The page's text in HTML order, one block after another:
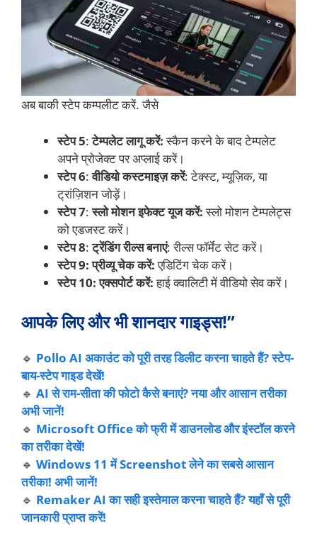
अब बाकी स्टेप कम्पलीट करें. जैसे
स्टेप 5:टेम्पलेट लागू करें:स्कैन करने के बाद टेम्पलेट
अपने प्रोजेक्ट पर अप्लाई करें।
स्टेप 6:वीडियो कस्टमाइज़ करें: टेक्स्ट, म्यूज़िक, या
ट्रांज़िशन जोड़ें।
स्टेप 7:स्लो मोशन इफेक्ट यूज करें:स्लो मोशन टेम्पलेट्स
को एडजस्ट करें।
स्टेप 8:ट्रेंडिंग रील्स बनाएं: रील्स फॉर्मेट सेट करें।
स्टेप 9: प्रीव्यू चेक करें:एडिटिंग चेक करें।
स्टेप 10: एक्सपोर्ट करें:हाई क्वालिटी में वीडियो सेव करें।
आपके लिए और भी शानदार गाइड्स!”
🔹 Pollo AI अकाउंट को पूरी तरह डिलीट करना चाहते हैं? स्टेप-
बाय-स्टेप गाइड देखें!
🔹 AI से राम-सीता की फोटो कैसे बनाएं? नया और आसान तरीका
अभी जानें!
🔹 Microsoft Office को फ्री में डाउनलोड और इंस्टॉल करने
का तरीका देखें!
🔹 Windows 11 में Screenshot लेने का सबसे आसान
तरीका! अभी जानें!
🔹 Remaker AI का सही इस्तेमाल करना चाहते हैं? यहाँ से पूरी
जानकारी प्राप्त करें!